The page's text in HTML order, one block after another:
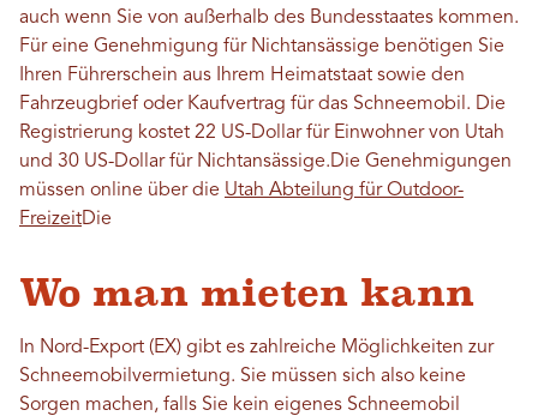
auch wenn Sie von außerhalb des Bundesstaates kommen.
Für eine Genehmigung für Nichtansässige benötigen Sie
Ihren Führerschein aus Ihrem Heimatstaat sowie den
Fahrzeugbrief oder Kaufvertrag für das Schneemobil. Die
Registrierung kostet 22 US-Dollar für Einwohner von Utah
und 30 US-Dollar für Nichtansässige.Die Genehmigungen
müssen online über die Utah Abteilung für Outdoor-
FreizeitDie
Wo man mieten kann
In Nord-Export (EX) gibt es zahlreiche Möglichkeiten zur
Schneemobilvermietung. Sie müssen sich also keine
Sorgen machen, falls Sie kein eigenes Schneemobil